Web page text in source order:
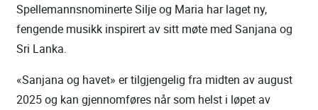
Spellemannsnominerte Silje og Maria har laget ny,
fengende musikk inspirert av sitt møte med Sanjana og
Sri Lanka.
«Sanjana og havet» er tilgjengelig fra midten av august
2025 og kan gjennomføres når som helst i løpet av